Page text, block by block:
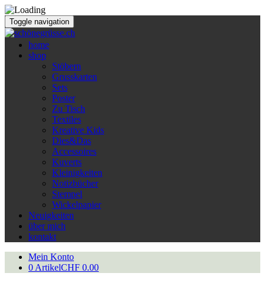
Toggle navigation
home
shop
Stöbern
Grusskarten
Sets
Poster
Zu Tisch
Textiles
Kreative Kids
Dies&Das
Accessoires
Kuverts
Kleinigkeiten
Notizbücher
Stempel
Wickelpapier
Neuigkeiten
über mich
kontakt
Mein Konto
0 ArtikelCHF 0.00